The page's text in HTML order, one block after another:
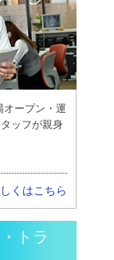
オープン・運
ッフが親身
くはこちら
トラ